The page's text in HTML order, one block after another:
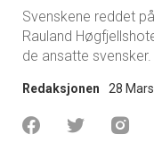
Svenskene reddet
Rauland
de ansatte svensker.
Redaksjonen 28